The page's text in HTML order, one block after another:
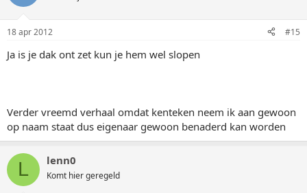
18 apr 2012 #15
Ja is je dak ont zet kun je hem wel slopen
Verder vreemd verhaal omdat kenteken neem ik aan gewoon
op naam staat dus eigenaar gewoon benaderd kan worden
L lenn0
Komt hier geregeld